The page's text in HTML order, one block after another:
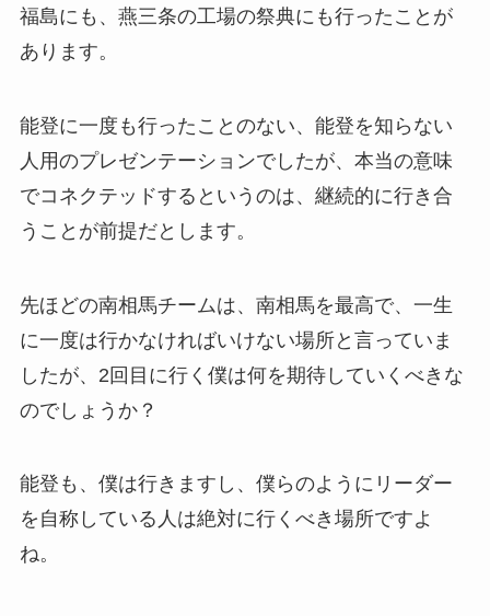
福島にも、燕三条の工場の祭典にも行ったことが
あります。
能登に一度も行ったことのない、能登を知らない
人用のプレゼンテーションでしたが、本当の意味
でコネクテッドするというのは、継続的に行き合
うことが前提だとします。
先ほどの南相馬チームは、南相馬を最高で、一生
に一度は行かなければいけない場所と言っていま
したが、2回目に行く僕は何を期待していくべきな
のでしょうか？
能登も、僕は行きますし、僕らのようにリーダー
を自称している人は絶対に行くべき場所ですよ
ね。